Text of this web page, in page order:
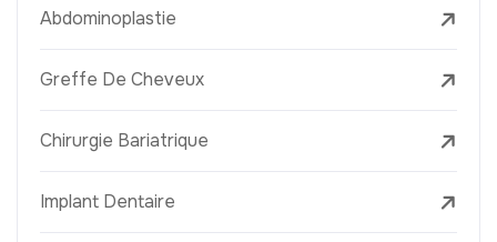
Abdominoplastie
Greffe De Cheveux
Chirurgie Bariatrique
Implant Dentaire